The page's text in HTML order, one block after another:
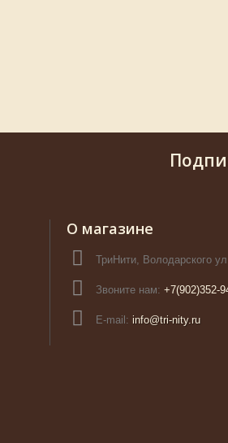
О магазине
ТриНити, Володарского
Звоните нам: +7(902)352-
E-mail: info@tri-nity.ru